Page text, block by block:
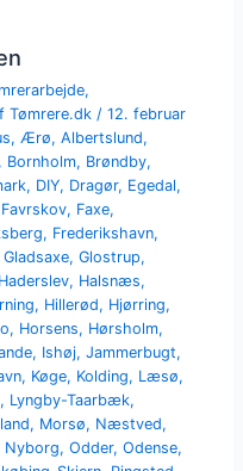
,
Tømrere.dk /12. februar
, Ærø,Albertslund,
, Bornholm, Brøndby,
, DIY, Dragør, Egedal,
Favrskov, Faxe,
, Frederikshavn,
Gladsaxe,Glostrup,
Haderslev, Halsnæs,
, Hillerød, Hjørring,
, Horsens, Hørsholm,
, Ishøj,Jammerbugt,
, Køge, Kolding, Læsø,
, Lyngby-Taarbæk,
, Morsø, Næstved,
Nyborg,Odder,Odense,